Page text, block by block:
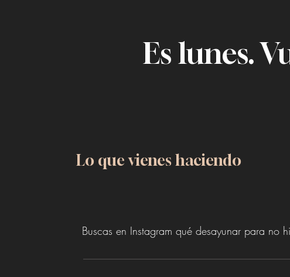
Es lunes.
Lo que vienes haciendo
Buscas en Instagram qué desayunar para no